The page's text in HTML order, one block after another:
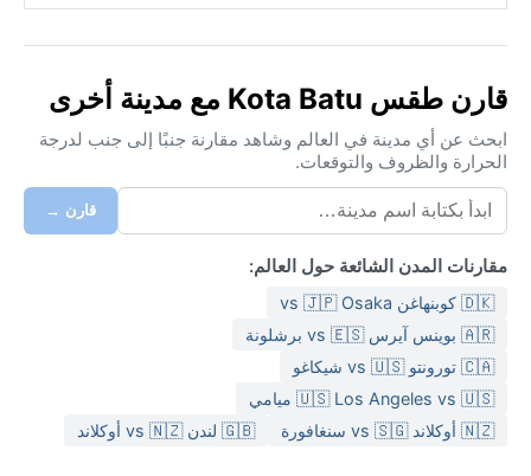
قارن طقس Kota Batu مع مدينة أخرى
ابحث عن أي مدينة في العالم وشاهد مقارنة جنبًا إلى جنب لدرجة
الحرارة والظروف والتوقعات.
قارن →
مقارنات المدن الشائعة حول العالم:
🇩🇰 كوبنهاغن vs 🇯🇵 Osaka
🇦🇷 بوينس آيرس vs 🇪🇸 برشلونة
🇨🇦 تورونتو vs 🇺🇸 شيكاغو
🇺🇸 Los Angeles vs 🇺🇸 ميامي
🇳🇿 أوكلاند vs 🇸🇬 سنغافورة
🇬🇧 لندن vs 🇳🇿 أوكلاند